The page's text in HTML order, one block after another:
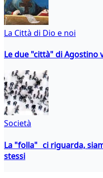
La Città di Dio e noi
Le due "città" di
Società
La "folla" ci riguarda,
stessi